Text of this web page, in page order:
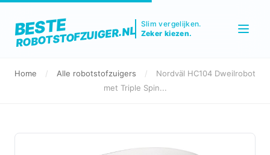
BESTE
ROBOTSTOFZUIGER.NL
Slim vergelijken.
Zeker kiezen.
Home / Alle robotstofzuigers /
Nordväl HC104 Dweilrobot
met Triple Spin...